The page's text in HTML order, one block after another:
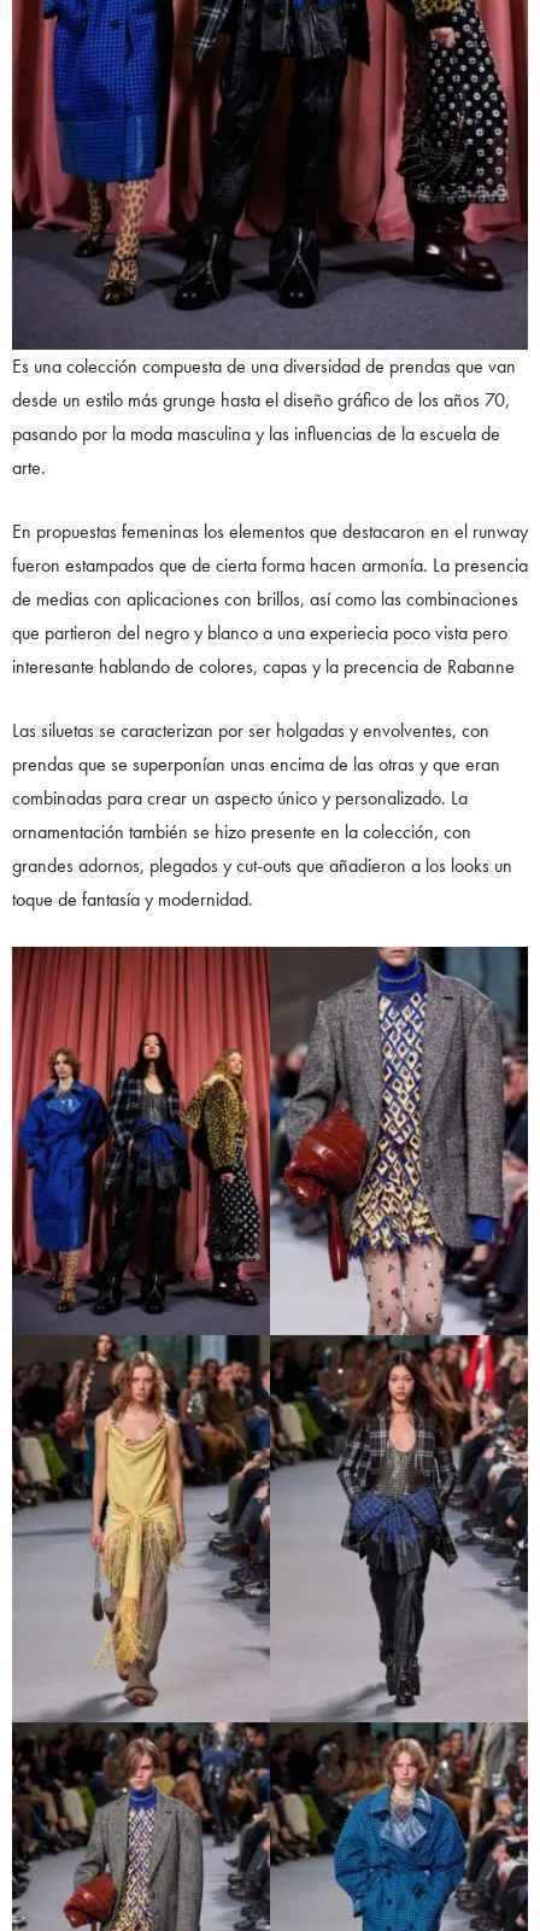
Es una colección compuesta de una diversidad de prendas que van
desde un estilo más grunge hasta el diseño gráfico de los años 70,
pasando por la moda masculina y las influencias de la escuela de
arte.
En propuestas femeninas los elementos que destacaron en el runway
fueron estampados que de cierta forma hacen armonía. La presencia
de medias con aplicaciones con brillos, así como las combinaciones
que partieron del negro y blanco a una experiecia poco vista pero
interesante hablando de colores, capas y la precencia de Rabanne
Las siluetas se caracterizan por ser holgadas y envolventes, con
prendas que se superponían unas encima de las otras y que eran
combinadas para crear un aspecto único y personalizado. La
ornamentación también se hizo presente en la colección, con
grandes adornos, plegados y cut-outs que añadieron a los looks un
toque de fantasía y modernidad.